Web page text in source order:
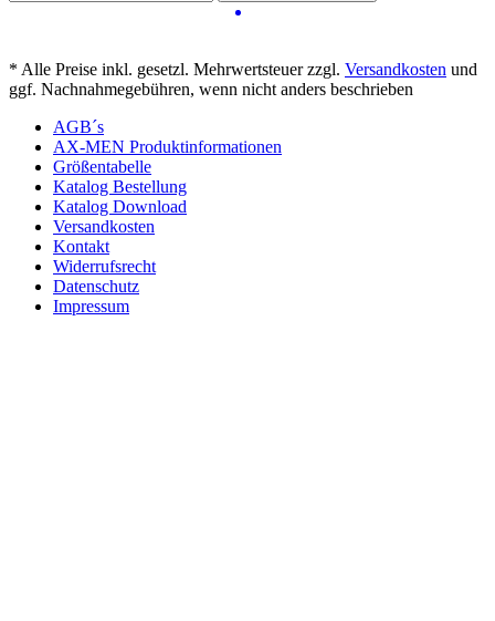
* Alle Preise inkl. gesetzl. Mehrwertsteuer zzgl. Versandkosten und
ggf. Nachnahmegebühren, wenn nicht anders beschrieben
AGB´s
AX-MEN Produktinformationen
Größentabelle
Katalog Bestellung
Katalog Download
Versandkosten
Kontakt
Widerrufsrecht
Datenschutz
Impressum